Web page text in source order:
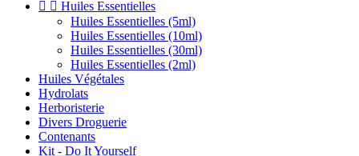
  Huiles Essentielles
Huiles Essentielles (5ml)
Huiles Essentielles (10ml)
Huiles Essentielles (30ml)
Huiles Essentielles (2ml)
Huiles Végétales
Hydrolats
Herboristerie
Divers Droguerie
Contenants
Kit - Do It Yourself